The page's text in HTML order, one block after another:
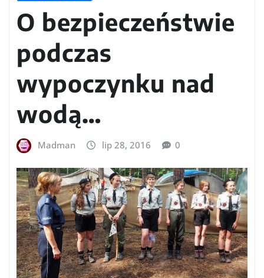
O bezpieczeństwie
podczas
wypoczynku nad
wodą…
Madman lip 28, 2016 0